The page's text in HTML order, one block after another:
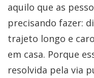
aquilo que as
precisando fazer:
trajeto longo e
em casa. Porque
resolvida pela via